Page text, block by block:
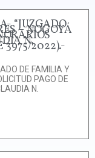
“JUZGADO
– NOGOYÁ
N.
3975/2022).-
DE FAMILIA Y
PAGO DE
N.